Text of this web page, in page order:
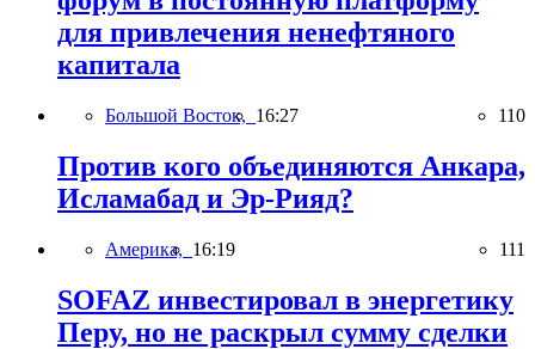
для привлечения ненефтяного
капитала
Большой Восток, 16:27 110
Против кого объединяются Анкара,
Исламабад и Эр-Рияд?
Америка, 16:19 111
SOFAZ инвестировал в энергетику
Перу, но не раскрыл сумму сделки